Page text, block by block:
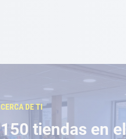
CERCA DE TI
150 tiendas en